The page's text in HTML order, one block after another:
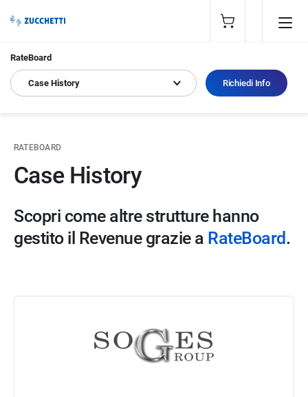
RateBoard
Case History Richiedi Info
RATEBOARD
Case History
Scopri come altre strutture hanno
gestito il Revenue grazie a RateBoard.